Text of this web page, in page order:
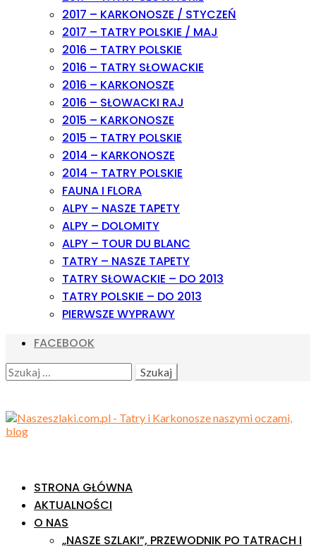
2017 – KARKONOSZE / STYCZEŃ
2017 – TATRY POLSKIE / MAJ
2016 – TATRY POLSKIE
2016 – TATRY SŁOWACKIE
2016 – KARKONOSZE
2016 – SŁOWACKI RAJ
2015 – KARKONOSZE
2015 – TATRY POLSKIE
2014 – KARKONOSZE
2014 – TATRY POLSKIE
FAUNA I FLORA
ALPY – NASZE TAPETY
ALPY – DOLOMITY
ALPY – TOUR DU BLANC
TATRY – NASZE TAPETY
TATRY SŁOWACKIE – DO 2013
TATRY POLSKIE – DO 2013
PIERWSZE WYPRAWY
FACEBOOK
SEARCH
SZUKAJ:
STRONA GŁÓWNA
AKTUALNOŚCI
O NAS
„NASZE SZLAKI”, PRZEWODNIK PO TATRACH I